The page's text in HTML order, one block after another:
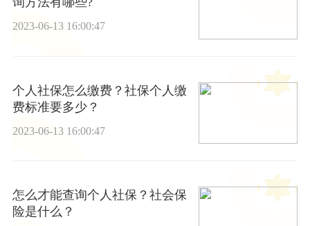
2023-06-13 16:00:47
个人社保怎么缴费？社保个人缴
费标准要多少？
2023-06-13 16:00:47
怎么才能查询个人社保？社会保
险是什么？